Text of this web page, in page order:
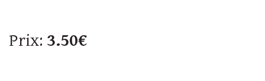
Prix: 3.50€